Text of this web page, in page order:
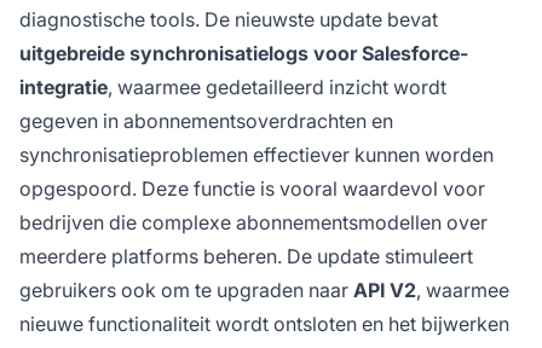
diagnostische tools. De nieuwste update bevat
uitgebreide synchronisatielogs voor Salesforce-
integratie, waarmee gedetailleerd inzicht wordt
gegeven in abonnementsoverdrachten en
synchronisatieproblemen effectiever kunnen worden
opgespoord. Deze functie is vooral waardevol voor
bedrijven die complexe abonnementsmodellen over
meerdere platforms beheren. De update stimuleert
gebruikers ook om te upgraden naar API V2, waarmee
nieuwe functionaliteit wordt ontsloten en het bijwerken